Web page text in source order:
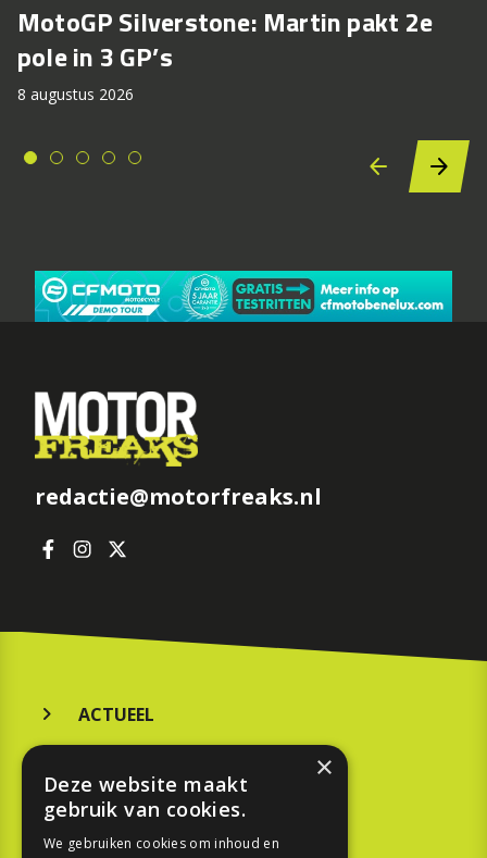
MotoGP Silverstone: Martin pakt 2e
pole in 3 GP’s
8 augustus 2026
redactie@motorfreaks.nl
ACTUEEL
KOOPGIDS
TESTEN
×
Deze website maakt
gebruik van cookies.
We gebruiken cookies om inhoud en